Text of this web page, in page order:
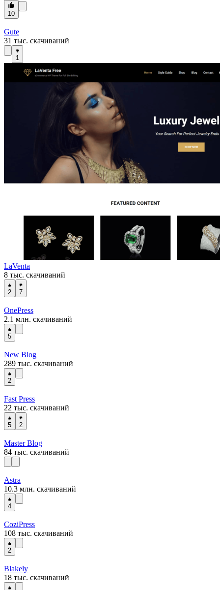
10
Gute
31 тыс. скачиваний
1
LaVenta
8 тыс. скачиваний
2 7
OnePress
2.1 млн. скачиваний
5
New Blog
289 тыс. скачиваний
2
Fast Press
22 тыс. скачиваний
5 2
Master Blog
84 тыс. скачиваний
Astra
10.3 млн. скачиваний
4
CoziPress
108 тыс. скачиваний
2
Blakely
18 тыс. скачиваний